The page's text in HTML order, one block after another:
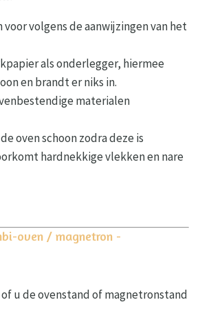
voor volgens de aanwijzingen van het
als onderlegger, hiermee
en brandt er niks in.
materialen
oven schoon zodra deze is
hardnekkige vlekken en nare
oven / magnetron -
u de ovenstand of magnetronstand